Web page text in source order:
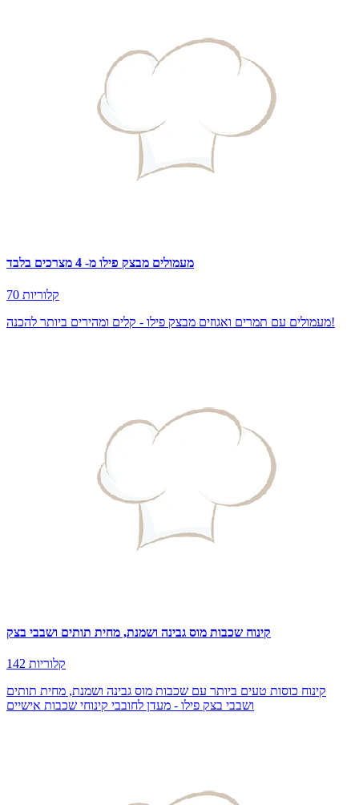
מעמולים מבצק פילו מ- 4 מצרכים בלבד
70 קלוריות
מעמולים עם תמרים ואגוזים מבצק פילו - קלים ומהירים ביותר להכנה!
קינוח שכבות מוס גבינה ושמנת, מחית תותים ושבבי בצק
142 קלוריות
קינוח כוסות טעים ביותר עם שכבות מוס גבינה ושמנת, מחית תותים
ושבבי בצק פילו - מעדן לחובבי קינוחי שכבות אישיים